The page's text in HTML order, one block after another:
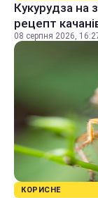
Кукурудза на
рецепт
08 серпня 2026,
КОРИСНЕ